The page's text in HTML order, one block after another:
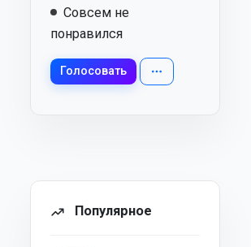
Совсем не
понравился
Голосовать
Популярное